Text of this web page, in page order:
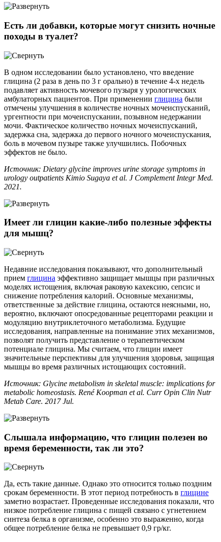
Есть ли добавки, которые могут снизить ночные
походы в туалет?
В одном исследовании было установлено, что введение
глицина (2 раза в день по 3 г орально) в течение 4-х недель
подавляет активность мочевого пузыря у урологических
амбулаторных пациентов. При применении глицина были
отмечены улучшения в количестве ночных мочеиспусканий,
ургентности при мочеиспускании, позывном недержании
мочи. Фактическое количество ночных мочеиспусканий,
задержка сна, задержка до первого ночного мочеиспускания,
боль в мочевом пузыре также улучшились. Побочных
эффектов не было.
Источник: Dietary glycine improves urine storage symptoms in
urology outpatients Kimio Sugaya et al. J Complement Integr Med.
2021.
Имеет ли глицин какие-либо полезные эффекты
для мышц?
Недавние исследования показывают, что дополнительный
прием глицина эффективно защищает мышцы при различных
моделях истощения, включая раковую кахексию, сепсис и
снижение потребления калорий. Основные механизмы,
ответственные за действие глицина, остаются неясными, но,
вероятно, включают опосредованные рецепторами реакции и
модуляцию внутриклеточного метаболизма. Будущие
исследования, направленные на понимание этих механизмов,
позволят получить представление о терапевтическом
потенциале глицина. Мы считаем, что глицин имеет
значительные перспективы для улучшения здоровья, защищая
мышцы во время различных истощающих состояний.
Источник: Glycine metabolism in skeletal muscle: implications for
metabolic homeostasis. René Koopman et al. Curr Opin Clin Nutr
Metab Care. 2017 Jul.
Слышала информацию, что глицин полезен во
время беременности, так ли это?
Да, есть такие данные. Однако это относится только поздним
срокам беременности. В этот период потребность в глицине
заметно возрастает. Проведенные исследования показали, что
низкое потребление глицина с пищей связано с угнетением
синтеза белка в организме, особенно это выраженно, когда
общее потребление белка не превышает 0,9 гр/кг.